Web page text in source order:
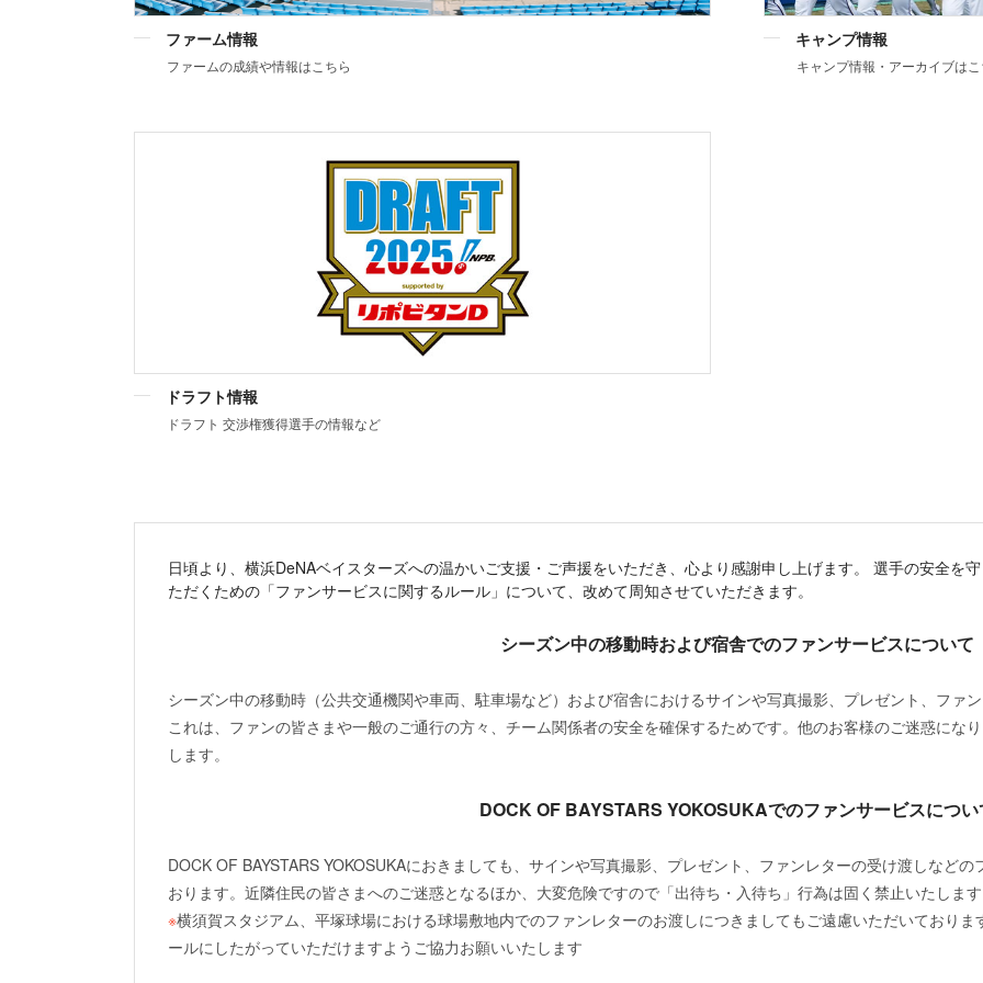
ファーム情報
ファームの成績や情報はこちら
キャンプ情報
キャンプ情報・アーカイブは
ドラフト情報
ドラフト 交渉権獲得選手の情報など
日頃より、横浜DeNAベイスターズへの温かいご支援・ご声援をいただき、心より感謝申し上げます。 選手の安全を
ただくための「ファンサービスに関するルール」について、改めて周知させていただきます。
シーズン中の移動時および宿舎でのファンサービスについて
シーズン中の移動時（公共交通機関や車両、駐車場など）および宿舎におけるサインや写真撮影、プレゼント、ファ
これは、ファンの皆さまや一般のご通行の方々、チーム関係者の安全を確保するためです。他のお客様のご迷惑にな
します。
DOCK OF BAYSTARS YOKOSUKAでのファンサービスについ
DOCK OF BAYSTARS YOKOSUKAにおきましても、サインや写真撮影、プレゼント、ファンレターの受け渡しなど
おります。近隣住民の皆さまへのご迷惑となるほか、大変危険ですので「出待ち・入待ち」行為は固く禁止いたしま
※横須賀スタジアム、平塚球場における球場敷地内でのファンレターのお渡しにつきましてもご遠慮いただいており
ールにしたがっていただけますようご協力お願いいたします